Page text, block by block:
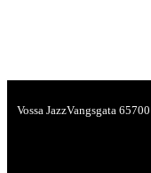
Vossa JazzVangsgata 65700